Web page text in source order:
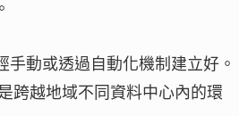
動或透過自動化機制建立好。
跨越地域不同資料中心內的環